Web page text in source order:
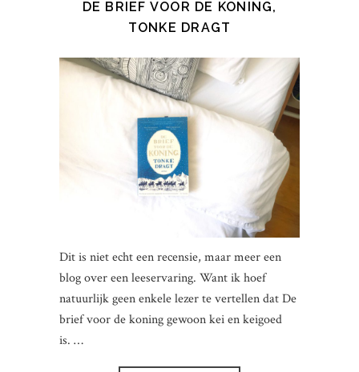
DE BRIEF VOOR DE KONING,
TONKE DRAGT
Dit is niet echt een recensie, maar meer een
blog over een leeservaring. Want ik hoef
natuurlijk geen enkele lezer te vertellen dat De
brief voor de koning gewoon kei en keigoed
is. …